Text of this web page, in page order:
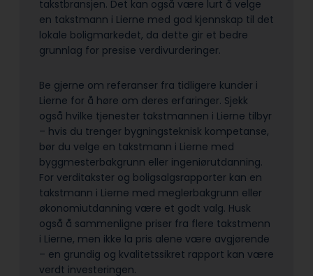
takstbransjen. Det kan også være lurt å velge
en takstmann i Lierne med god kjennskap til det
lokale boligmarkedet, da dette gir et bedre
grunnlag for presise verdivurderinger.
Be gjerne om referanser fra tidligere kunder i
Lierne for å høre om deres erfaringer. Sjekk
også hvilke tjenester takstmannen i Lierne tilbyr
– hvis du trenger bygningsteknisk kompetanse,
bør du velge en takstmann i Lierne med
byggmesterbakgrunn eller ingeniørutdanning.
For verditakster og boligsalgsrapporter kan en
takstmann i Lierne med meglerbakgrunn eller
økonomiutdanning være et godt valg. Husk
også å sammenligne priser fra flere takstmenn
i Lierne, men ikke la pris alene være avgjørende
– en grundig og kvalitetssikret rapport kan være
verdt investeringen.